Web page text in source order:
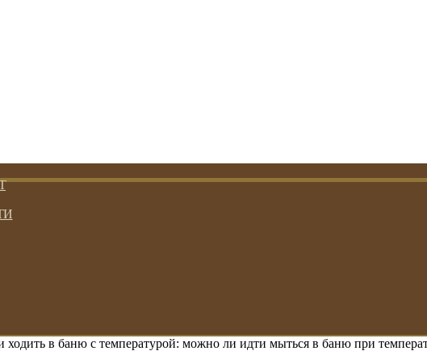
в баню с температурой: можно ли идти мыться в баню при